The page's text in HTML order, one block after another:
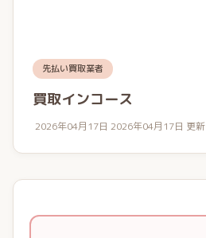
先払い買取業者
買取インコース
2026年04月17日 2026年04月17日 更新